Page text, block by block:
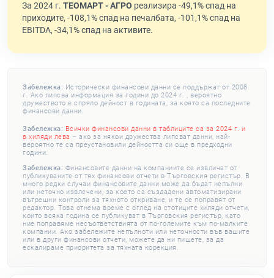
За 2024 г. ТЕОМАРТ - АГРО реализира -49,1% спад на
приходите, -108,1% спад на печалбата, -101,1% спад на
EBITDA, -34,1% спад на активите.
Забележка: Исторически финансови данни се поддържат от 2008
г. Ако липсва информация за години до 2024 г. , вероятно
дружеството е спряло дейност в годината, за която са последните
финансови данни.
Забележка: Всички финансови данни в таблиците са за 2024 г. и
в хиляди лева – ако за някои дружества липсват данни, най-
вероятно те са преустановили дейността си още в предходни
години.
Забележка: Финансовите данни на компаниите се извличат от
публикуваните от тях финансови отчети в Търговския регистър. В
много редки случаи финансовите данни може да бъдат непълни
или неточно извлечени, за което са създадени автоматизирани
вътрешни контроли за тяхното откриване, и те се поправят от
редактор. Това отнема време с оглед на стотиците хиляди отчети,
които всяка година се публикуват в Търговския регистър, като
ние поправяме несъответствията от по-големите към по-малките
компании. Ако забележите непълноти или неточности във вашите
или в други финансови отчети, можете да ни пишете, за да
ескалираме приоритета за тяхната корекция.